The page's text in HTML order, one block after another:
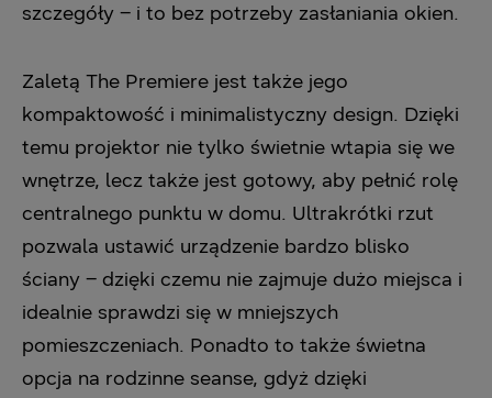
szczegóły – i to bez potrzeby zasłaniania okien.
Zaletą The Premiere jest także jego
kompaktowość i minimalistyczny design. Dzięki
temu projektor nie tylko świetnie wtapia się we
wnętrze, lecz także jest gotowy, aby pełnić rolę
centralnego punktu w domu. Ultrakrótki rzut
pozwala ustawić urządzenie bardzo blisko
ściany – dzięki czemu nie zajmuje dużo miejsca i
idealnie sprawdzi się w mniejszych
pomieszczeniach. Ponadto to także świetna
opcja na rodzinne seanse, gdyż dzięki